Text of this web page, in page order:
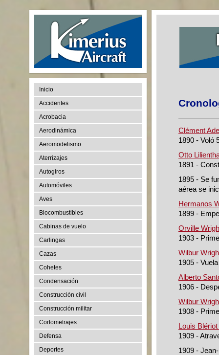
Inicio
Accidentes
Acrobacia
Aerodinámica
Aeromodelismo
Aterrizajes
Autogiros
Automóviles
Aves
Biocombustibles
Cabinas de vuelo
Carlingas
Cazas
Cohetes
Condensación
Construcción civil
Construcción militar
Cortometrajes
Defensa
Deportes
Clément
1890 - Voló
Otto
1891 -
1895 - Se
aérea se
Hermanos
1899 -
Orville
1903 -
Wilbur
1905 -
Alberto
1906 -
Wilbur
1908 -
Louis
1909 -
1909 -